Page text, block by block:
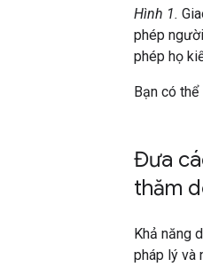
Hình 1.
phép
phép họ
Bạn có
Đưa
thăm
Khả năng
pháp lý và